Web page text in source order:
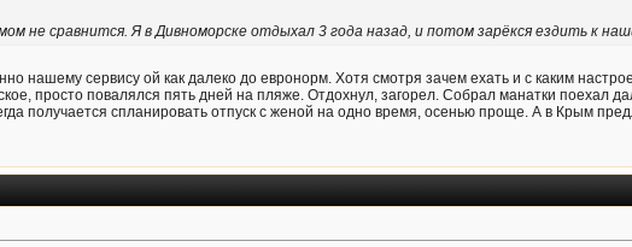
не сравнится. Я в Дивноморске отдыхал 3 года назад, и потом зарёкся ездить к
нашему сервису ой как далеко до евронорм. Хотя смотря зачем ехать и с каким
просто повалялся пять дней на пляже. Отдохнул, загорел. Собрал манатки поехал
получается спланировать отпуск с женой на одно время, осенью проще. А в Крым